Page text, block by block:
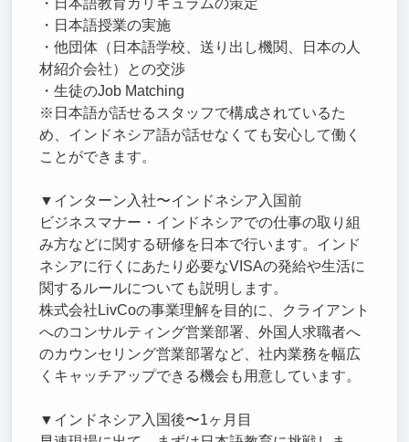
・日本語授業の実施
・他団体（日本語学校、送り出し機関、日本の人
材紹介会社）との交渉
・生徒のJob Matching
※日本語が話せるスタッフで構成されているた
め、インドネシア語が話せなくても安心して働く
ことができます。
▼インターン入社〜インドネシア入国前
ビジネスマナー・インドネシアでの仕事の取り組
み方などに関する研修を日本で行います。インド
ネシアに行くにあたり必要なVISAの発給や生活に
関するルールについても説明します。
株式会社LivCoの事業理解を目的に、クライアント
へのコンサルティング営業部署、外国人求職者へ
のカウンセリング営業部署など、社内業務を幅広
くキャッチアップできる機会も用意しています。
▼インドネシア入国後〜1ヶ月目